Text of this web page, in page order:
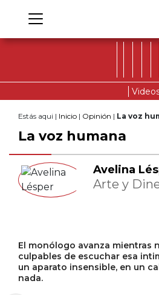
Estás aqui | Inicio | Opinión | La voz
La voz humana
Avelina
Arte y
El monólogo avanza mientras
culpables de escuchar esa
un aparato insensible, en un
nada.